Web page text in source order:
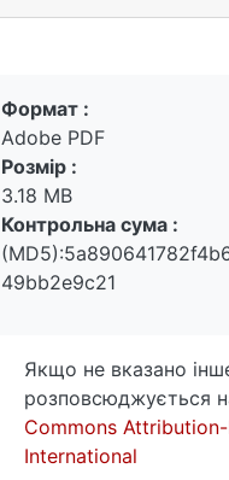
Формат :
Adobe PDF
Розмір :
3.18 MB
Контрольна сума :
49bb2e9c21
Якщо не вказано
розповсюджується
Commons
International